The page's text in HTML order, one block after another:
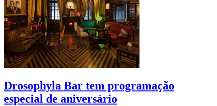
Drosophyla Bar tem programação
especial de aniversário